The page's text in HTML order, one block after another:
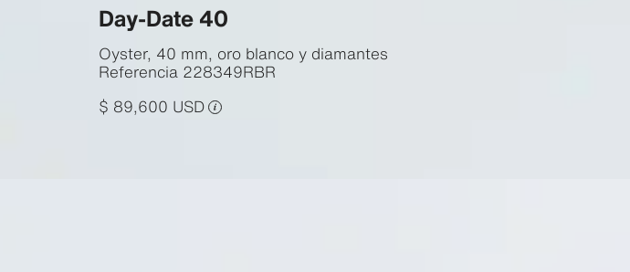
Day-Date 40
Oyster, 40 mm, oro blanco y diamantes
Referencia 228349RBR
$ 89,600 USD